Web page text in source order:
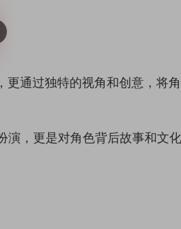
通过独特的视角和创意，将
，更是对角色背后故事和文化